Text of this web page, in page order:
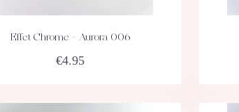
ACHETEZ DÉTAILS
Effet Chrome – Aurora 006
€4.95